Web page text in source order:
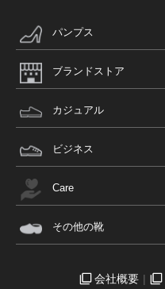
パンプス
ブランドストア
カジュアル
ビジネス
Care
その他の靴
会社概要